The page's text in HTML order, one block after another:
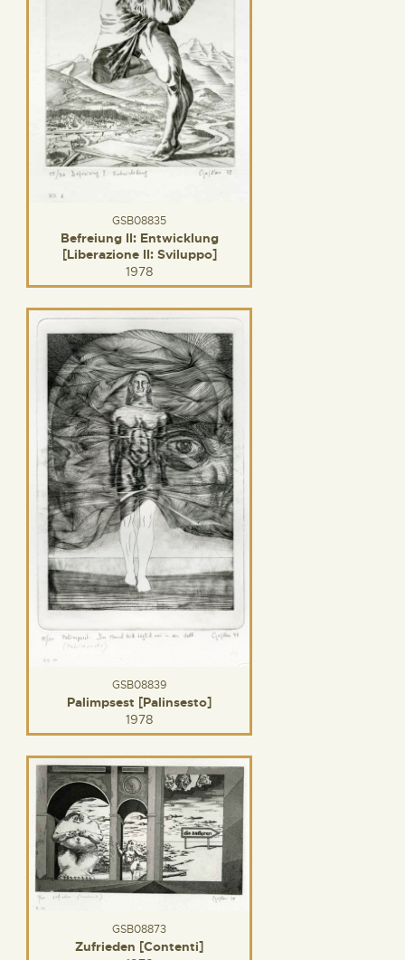
GSB08835
Befreiung II: Entwicklung
[Liberazione II: Sviluppo]
1978
GSB08839
Palimpsest [Palinsesto]
1978
GSB08873
Zufrieden [Contenti]